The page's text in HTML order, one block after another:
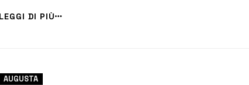
qualificazione nazionale, manifestazione a cui hanno
atleti dell’Asd Rembukan ...
DI PIÙ
AUGUSTA